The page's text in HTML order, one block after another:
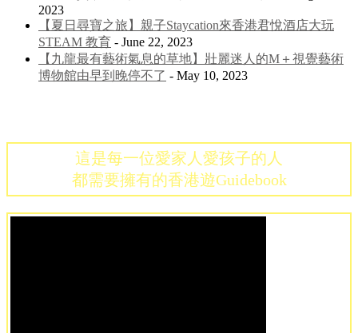
2023
【夏日尋寶之旅】親子Staycation來香港君悅酒店大玩
STEAM 教育 - June 22, 2023
【九龍最有藝術氣息的草地】壯麗迷人的M＋視覺藝術
博物館由早到晚停不了 - May 10, 2023
這是每一位愛家人愛孩子的人
都需要擁有的香港遊Guidebook